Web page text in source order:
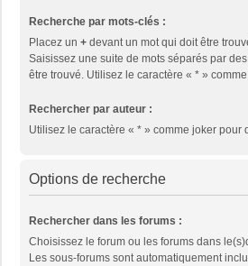
Recherche par mots-clés :
Placez un + devant un mot qui doit être
Saisissez une suite de mots séparés par des
être trouvé. Utilisez le caractère « * »
Rechercher par auteur :
Utilisez le caractère « * » comme joker pour
Options de recherche
Rechercher dans les forums :
Choisissez le forum ou les forums dans
Les sous-forums sont automatiquement